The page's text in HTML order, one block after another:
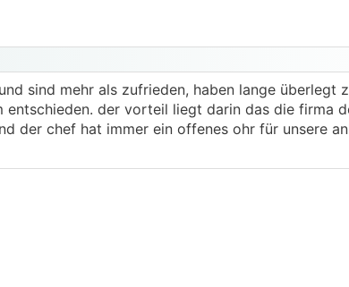
sind mehr als zufrieden, haben lange überlegt
entschieden. der vorteil liegt darin das die firma
der chef hat immer ein offenes ohr für unsere